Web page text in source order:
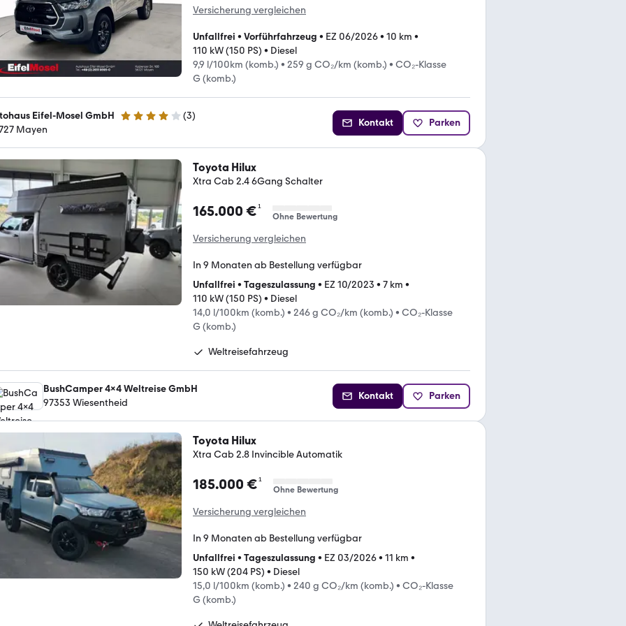
Versicherung vergleichen
Unfallfrei • Vorführfahrzeug • EZ 06/2026• 10 km •
110 kW (150 PS) • Diesel
9,9 l/100km (komb.) • 259 g CO₂/km (komb.) • CO₂-Klasse
G (komb.)
Eifel-Mosel GmbH 4.1 Sterne (3)
Mayen
Kontakt Parken
Toyota Hilux
Xtra Cab 2.4 6Gang Schalter
165.000 €¹
Ohne Bewertung
Versicherung vergleichen
In 9 Monaten ab Bestellung verfügbar
Unfallfrei • Tageszulassung • EZ 10/2023 • 7 km •
110 kW (150 PS) • Diesel
14,0 l/100km (komb.) • 246 g CO₂/km (komb.) • CO₂-Klasse
G (komb.)
Weltreisefahrzeug
BushCamper 4x4 Weltreise GmbH
97353 Wiesentheid
Kontakt Parken
Toyota Hilux
Xtra Cab 2.8 Invincible Automatik
185.000 €¹
Ohne Bewertung
Versicherung vergleichen
In 9 Monaten ab Bestellung verfügbar
Unfallfrei • Tageszulassung • EZ 03/2026• 11 km •
150 kW (204 PS) • Diesel
15,0 l/100km (komb.) • 240 g CO₂/km (komb.) • CO₂-Klasse
G (komb.)